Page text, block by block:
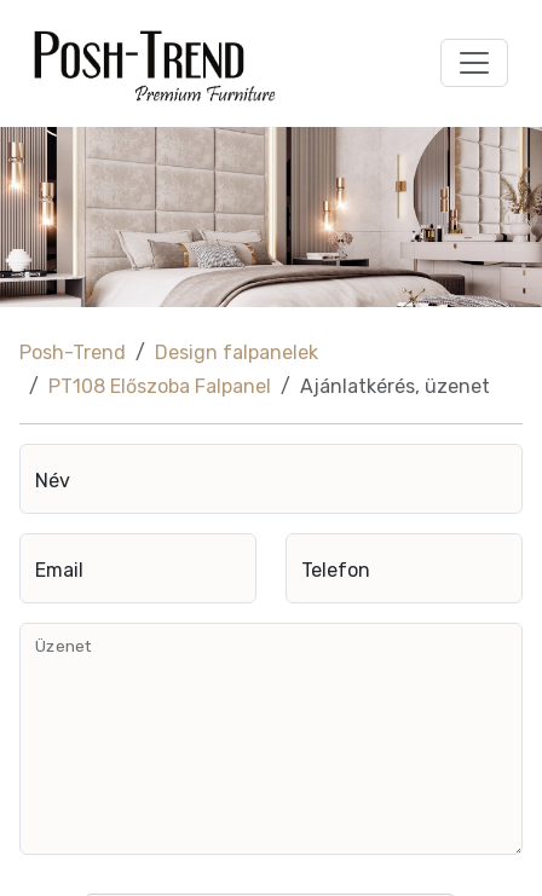
Posh-Trend
Design falpanelek
PT108 Előszoba Falpanel
Ajánlatkérés, üzenet
Név
Email Telefon
Üzenet